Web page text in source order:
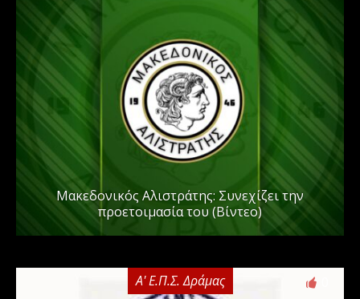
Μακεδονικός Αλιστράτης: Συνεχίζει την
προετοιμασία του (Βίντεο)
Α' Ε.Π.Σ. Δράμας